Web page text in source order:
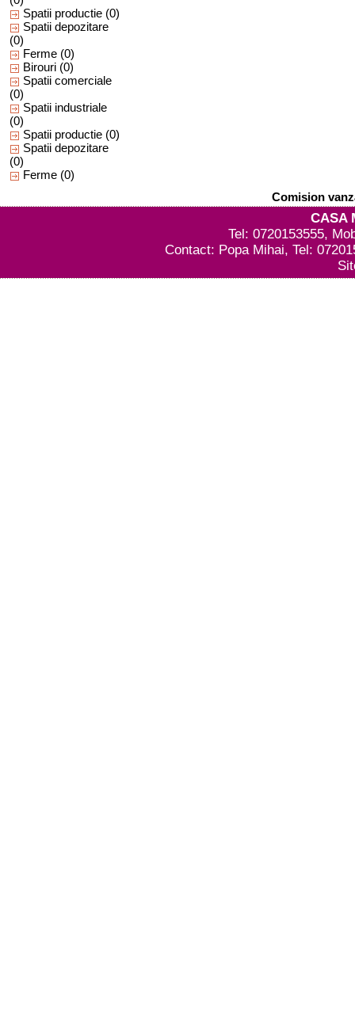
Spatii productie (0)
Spatii depozitare
(0)
Ferme (0)
Birouri (0)
Spatii comerciale
(0)
Spatii industriale
(0)
Spatii productie (0)
Spatii depozitare
(0)
Ferme (0)
Comision
CASA
Tel: 0720153555,
Contact: Popa Mihai, Tel: